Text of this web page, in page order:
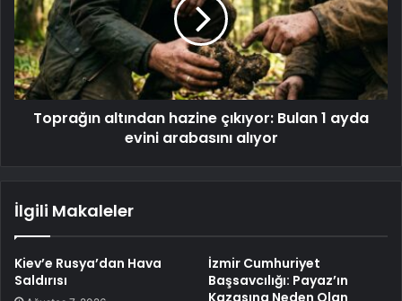
Toprağın altından hazine çıkıyor: Bulan 1 ayda
evini arabasını alıyor
İlgili Makaleler
Kiev’e Rusya’dan Hava
Saldırısı
İzmir Cumhuriyet
Başsavcılığı: Payaz’ın
Kazasına Neden Olan